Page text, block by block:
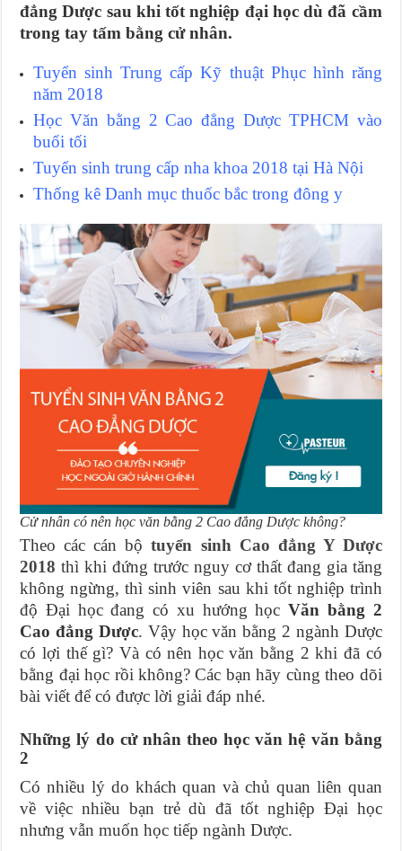
đẳng Dược sau khi tốt nghiệp đại học dù đã cầm
trong tay tấm bằng cử nhân.
Tuyển sinh Trung cấp Kỹ thuật Phục hình răng
năm 2018
Học Văn bằng 2 Cao đẳng Dược TPHCM vào
buổi tối
Tuyển sinhtrung cấp nha khoa 2018 tại Hà Nội
Thống kêDanh mục thuốc bắc trong đông y
Cử nhân có nên học văn bằng 2 Cao đẳng Dược không?
Theo các cán bộtuyển sinh Cao đẳng Y Dược
2018thì khi đứng trước nguy cơ thất đang gia tăng
không ngừng, thì sinh viên sau khi tốt nghiệp trình
độ Đại học đang có xu hướng họcVăn bằng 2
Cao đẳng Dược. Vậy học văn bằng 2 ngành Dược
có lợi thế gì? Và có nên học văn bằng 2 khi đã có
bằng đại học rồi không? Các bạn hãy cùng theo dõi
bài viết để có được lời giải đáp nhé.
Những lý do cử nhân theo học văn hệ văn bằng
2
Có nhiều lý do khách quan và chủ quan liên quan
về việc nhiều bạn trẻ dù đã tốt nghiệp Đại học
nhưng vẫn muốn học tiếp ngành Dược.